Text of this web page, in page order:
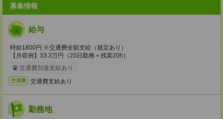
募集情報
給与
時給1800円 ※交通費全額支給（規定あり）
【月収例】33.3万円（20日勤務＋残業20h）
交通費別途支給あり
交通費 交通費支給あり
勤務地